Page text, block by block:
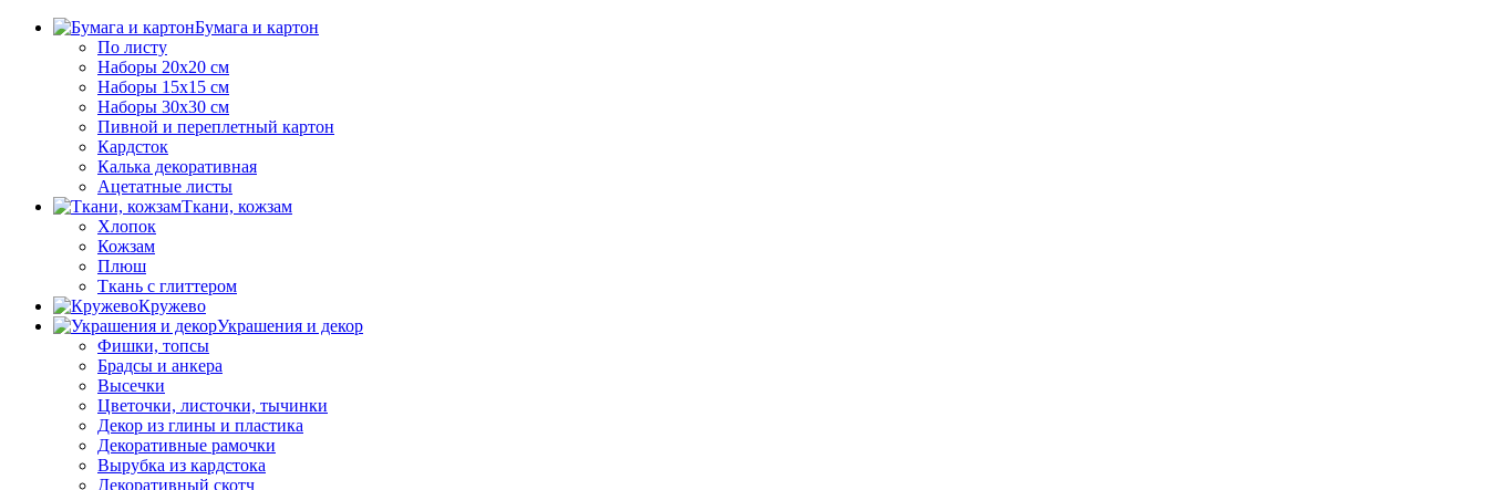
Бумага и картон
По листу
Наборы 20х20 см
Наборы 15х15 см
Наборы 30х30 см
Пивной и переплетный картон
Кардсток
Калька декоративная
Ацетатные листы
Ткани, кожзам
Хлопок
Кожзам
Плюш
Ткань с глиттером
Кружево
Украшения и декор
Фишки, топсы
Брадсы и анкера
Высечки
Цветочки, листочки, тычинки
Декор из глины и пластика
Декоративные рамочки
Вырубка из кардстока
Декоративный скотч